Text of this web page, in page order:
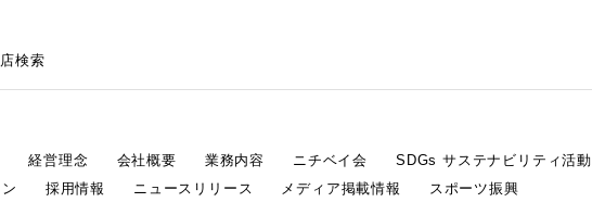
検索
経営理念 会社概要 業務内容 ニチベイ会 SDGs サステナビリティ活動
採用情報 ニュースリリース メディア掲載情報 スポーツ振興